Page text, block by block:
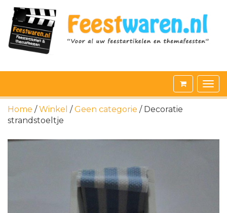
Home /Winkel /Geen categorie / Decoratie
strandstoeltje